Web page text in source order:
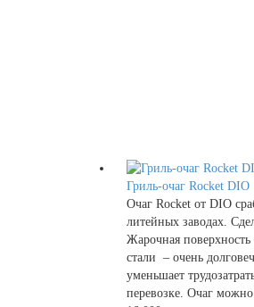
Гриль-очаг Rocket DIO
Очаг Rocket от DIO
литейных заводах.
Жарочная поверхность
стали – очень
уменьшает
перевозке. Очаг можно